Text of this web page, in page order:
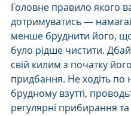
Головне правило якого
дотримуватись —
менше бруднити його,
було рідше чистити.
свій килим з початку його
придбання. Не ходіть по
брудному взутті,
регулярні прибирання та